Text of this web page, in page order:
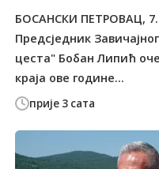
прије 3 сата
БОСАНСКИ ПЕТРОВАЦ,
Предсједник
цеста" Бобан Липић
краја ове године...